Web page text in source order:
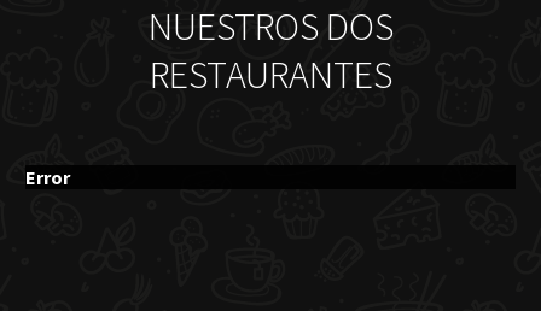
NUESTROS DOS
RESTAURANTES
Error